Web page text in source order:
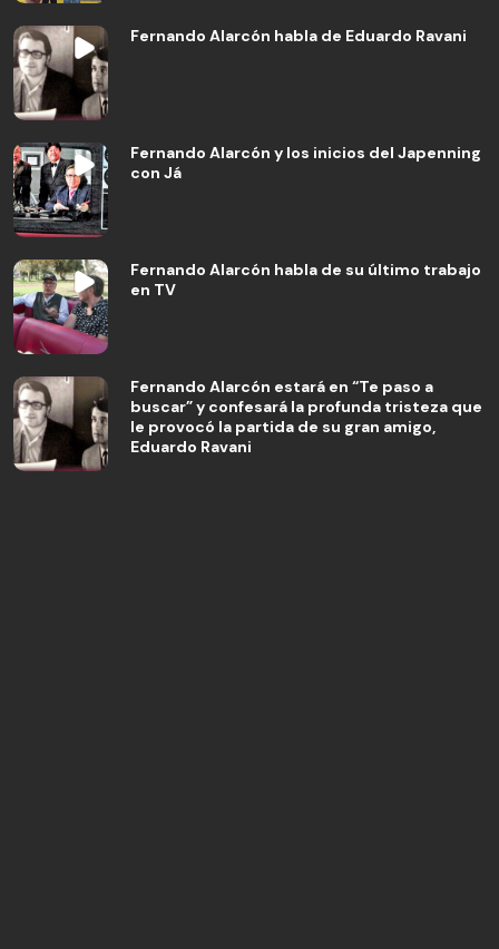
Fernando Alarcón habla de Eduardo Ravani
Fernando Alarcón y los inicios del Japenning
con Já
Fernando Alarcón habla de su último trabajo
en TV
Fernando Alarcón estará en “Te paso a
buscar” y confesará la profunda tristeza que
le provocó la partida de su gran amigo,
Eduardo Ravani